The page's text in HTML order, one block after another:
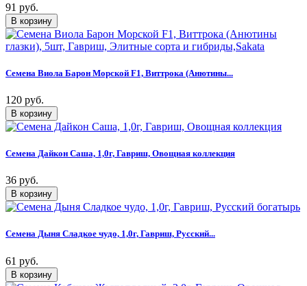
91 руб.
Семена Виола Барон Морской F1, Виттрока (Анютины...
120 руб.
Семена Дайкон Саша, 1,0г, Гавриш, Овощная коллекция
36 руб.
Семена Дыня Сладкое чудо, 1,0г, Гавриш, Русский...
61 руб.